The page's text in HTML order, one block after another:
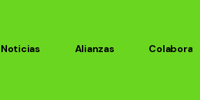
Noticias Alianzas Colabora